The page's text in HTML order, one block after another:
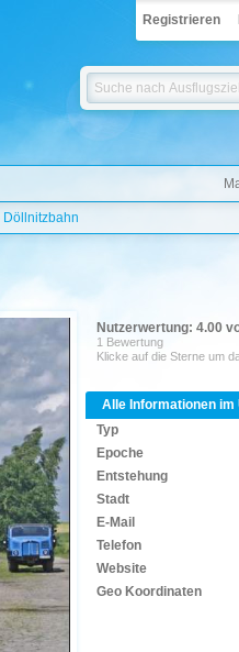
Registrieren
Döllnitzbahn
Nutzerwertung: 4.00
1 Bewertung
Klicke auf die Sterne um
Alle Informationen im
Typ
Epoche
Entstehung
Stadt
E-Mail
Telefon
Website
Geo Koordinaten